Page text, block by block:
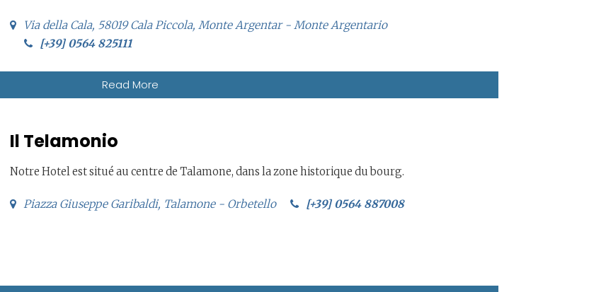
Via della Cala, 58019 Cala Piccola, Monte Argentar - Monte Argentario
[+39] 0564 825111
Read More
Il Telamonio
Notre Hotel est situé au centre de Talamone, dans la zone historique du bourg.
Piazza Giuseppe Garibaldi, Talamone - Orbetello [+39] 0564 887008